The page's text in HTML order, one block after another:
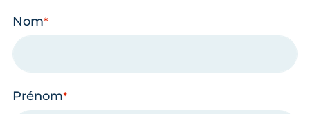
Nom
Prénom